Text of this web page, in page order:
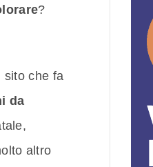
?
sito che fa
da
altro